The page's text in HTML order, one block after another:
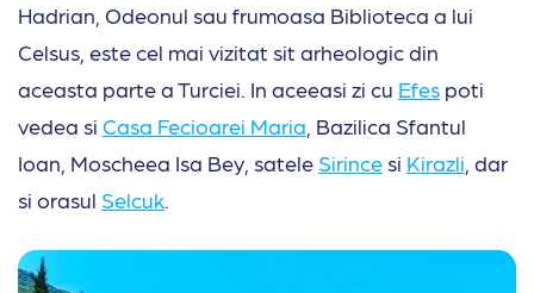
Hadrian, Odeonul sau frumoasa Biblioteca a lui
Celsus, este cel mai vizitat sit arheologic din
aceasta parte a Turciei. In aceeasi zi cu Efes poti
vedea si Casa Fecioarei Maria , Bazilica Sfantul
Ioan, Moscheea Isa Bey, satele Sirince si Kirazli , dar
si orasul Selcuk